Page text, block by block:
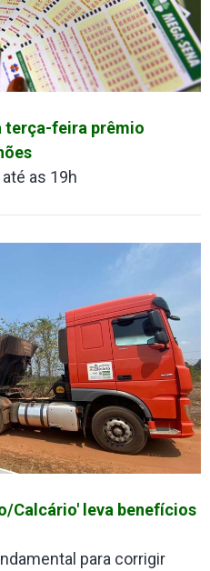
terça-feira prêmio
as 19h
Calcário' leva benefícios
para corrigir